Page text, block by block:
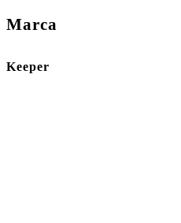
Marca
Keeper